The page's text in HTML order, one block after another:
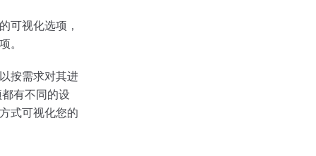
可视化选项，
。
按需求对其进
有不同的设
式可视化您的